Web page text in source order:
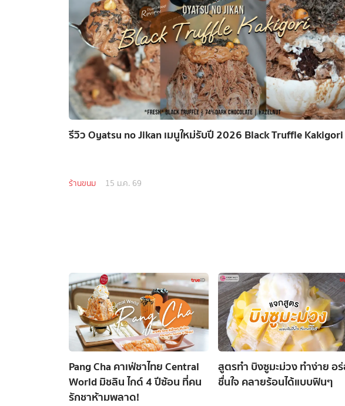
รีวิว Oyatsu no Jikan เมนูใหม่รับปี 2026 Black Truffle Kakigori
ร้านขนม 15 ม.ค. 69
Pang Cha คาเฟ่ชาไทย Central
World มิชลิน ไกด์ 4 ปีซ้อน ที่คน
รักชาห้ามพลาด!
สูตรทำ บิงซูมะม่วง ทำง่าย อ
ชื่นใจ คลายร้อนได้แบบฟินๆ